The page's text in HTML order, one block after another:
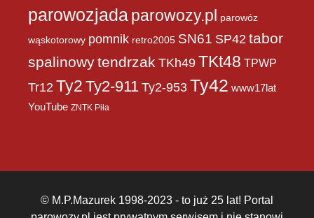
parowozjadaparowozy.pl parowóz
wąskotorowy pomnik retro2005 SN61 SP42 tabor
spalinowytendrzak TKh49 TKt48 TPWP
Tr12 Ty2 Ty2-911 Ty2-953 Ty42 www17lat
YouTube ZNTK Piła
© M.P.Mazurek 1998-2023 - to już 25 lat! Portal